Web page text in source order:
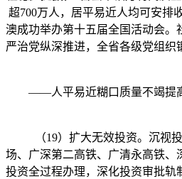
超700万人，居平易近人均可安排
澳成功举办第十五届全国活动会
严治党纵深推进，全省各级党组织
——人平易近糊口质量不竭提高。
（19）扩大无效投资。沉视投
场、广深第二高铁、广清永高铁
投资全过程办理，深化投资审批